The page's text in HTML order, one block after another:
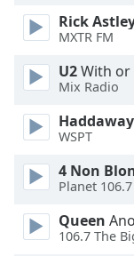
Edge
Style
Font
Family
Reset
Close
Modal
Rick
MXTR FM
U2With or
Mix Radio
Haddaway
WSPT
4 Non
Planet 106.7
Queen
106.7 The